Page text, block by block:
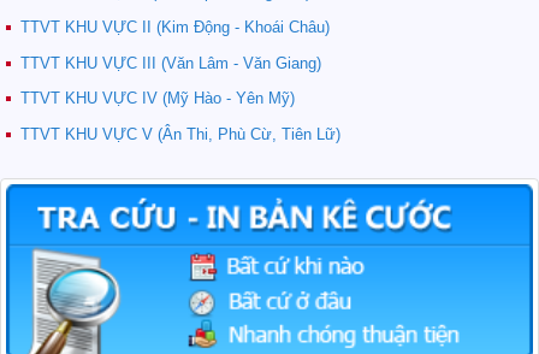
TTVT KHU VỰC II (Kim Động - Khoái Châu)
TTVT KHU VỰC III (Văn Lâm - Văn Giang)
TTVT KHU VỰC IV (Mỹ Hào - Yên Mỹ)
TTVT KHU VỰC V (Ân Thi, Phù Cừ, Tiên Lữ)